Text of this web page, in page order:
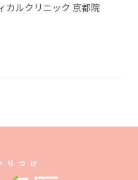
カルクリニック 京都院